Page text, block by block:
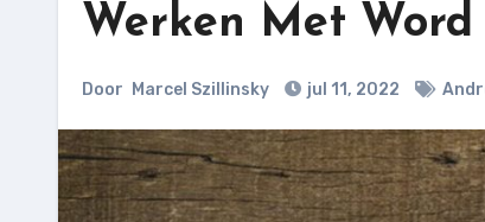
Werken Met
Door Marcel Szillinsky jul 11, 2022